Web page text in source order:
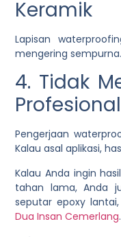
Keramik
Lapisan
mengering sempurna.
4. Tidak
Profesional
Pengerjaan
Kalau asal aplikasi,
Kalau Anda ingin
tahan lama, Anda
seputar epoxy
Dua Insan Cemerlang.